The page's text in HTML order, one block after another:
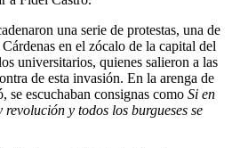
una serie de protestas, una de
en el zócalo de la capital del
universitarios, quienes salieron a las
de esta invasión. En la arenga de
se escuchaban consignas como Si en
y todos los burgueses se